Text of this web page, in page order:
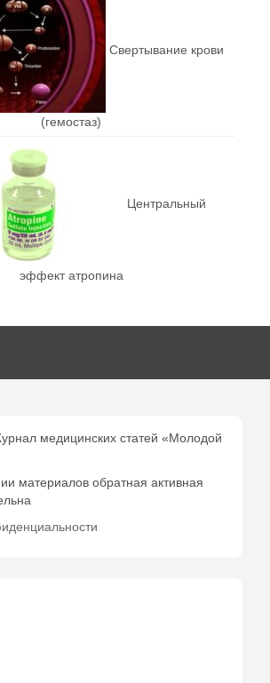
Свертывание крови
(гемостаз)
Центральный
эффект атропина
медицинских статей «Молодой
материалов обратная активная